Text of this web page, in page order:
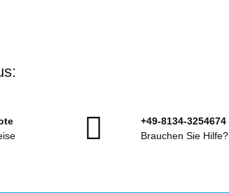
+49-8134-3254674
Brauchen Sie Hilfe?